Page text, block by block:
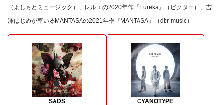
（よしもとミュージック）、レルエの2020年作『Eureka』（ビクター）、吉
澤はじめが率いるMANTASAの2021年作『MANTASA』（dbr-music）
SADS
CYANOTYPE